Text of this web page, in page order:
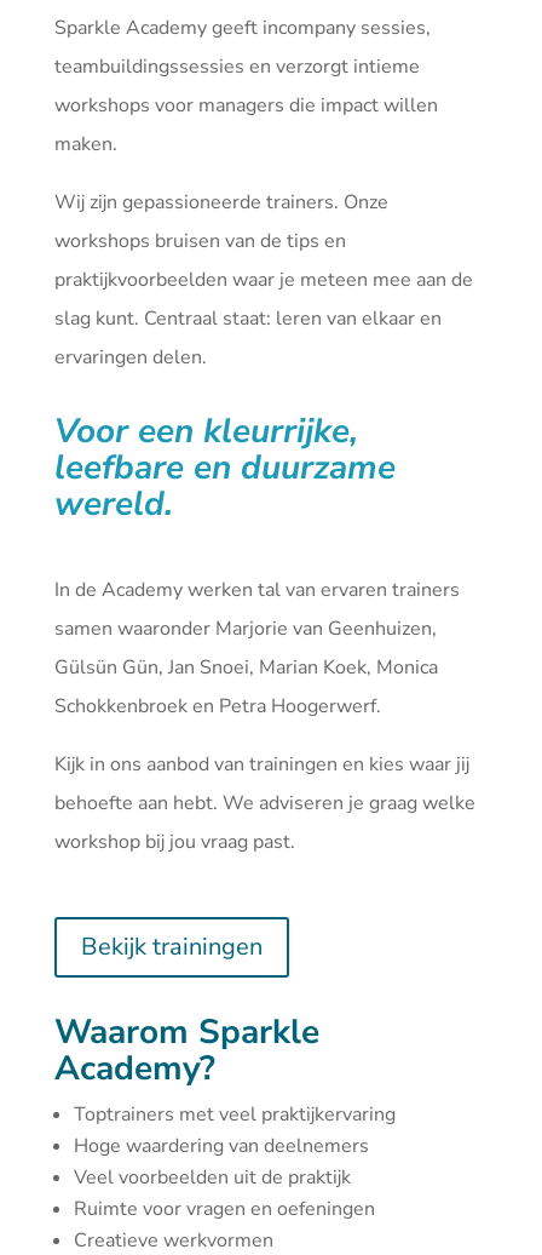
Sparkle Academy geeft incompany sessies,
teambuildingssessies en verzorgt intieme
workshops voor managers die impact willen
maken.
Wij zijn gepassioneerde trainers. Onze
workshops bruisen van de tips en
praktijkvoorbeelden waar je meteen mee aan de
slag kunt. Centraal staat: leren van elkaar en
ervaringen delen.
Voor een kleurrijke,
leefbare en duurzame
wereld.
In de Academy werken tal van ervaren trainers
samen waaronder Marjorie van Geenhuizen,
Gülsün Gün, Jan Snoei, Marian Koek, Monica
Schokkenbroek en Petra Hoogerwerf.
Kijk in ons aanbod van trainingen en kies waar jij
behoefte aan hebt. We adviseren je graag welke
workshop bij jou vraag past.
Bekijk trainingen
Waarom Sparkle
Academy?
Toptrainers met veel praktijkervaring
Hoge waardering van deelnemers
Veel voorbeelden uit de praktijk
Ruimte voor vragen en oefeningen
Creatieve werkvormen